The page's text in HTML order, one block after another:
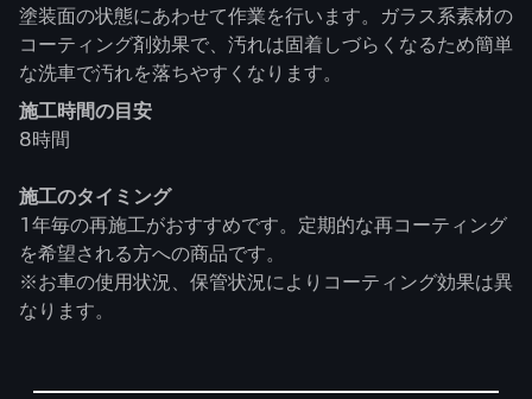
塗装面の状態にあわせて作業を行います。ガラス系素材の
コーティング剤効果で、汚れは固着しづらくなるため簡単
な洗車で汚れを落ちやすくなります。
施工時間の目安
8時間
施工のタイミング
1年毎の再施工がおすすめです。定期的な再コーティング
を希望される方への商品です。
※お車の使用状況、保管状況によりコーティング効果は異
なります。